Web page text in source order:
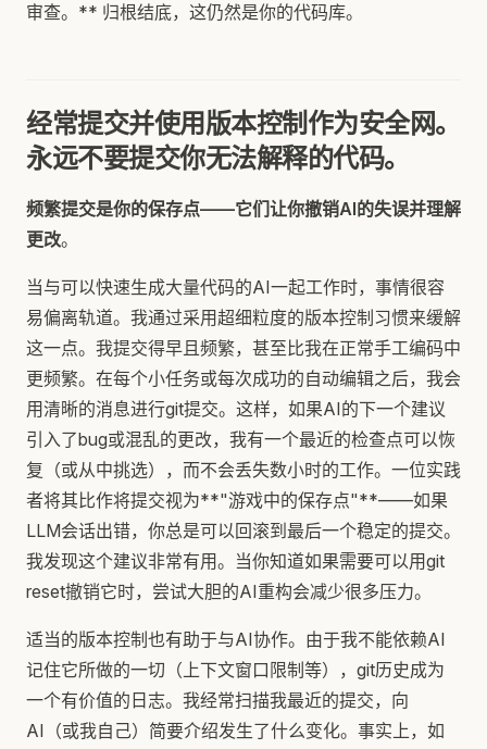
审查。** 归根结底，这仍然是你的代码库。
经常提交并使用版本控制作为安全网。
永远不要提交你无法解释的代码。
频繁提交是你的保存点——它们让你撤销AI的失误并理解
更改。
当与可以快速生成大量代码的AI一起工作时，事情很容
易偏离轨道。我通过采用超细粒度的版本控制习惯来缓解
这一点。我提交得早且频繁，甚至比我在正常手工编码中
更频繁。在每个小任务或每次成功的自动编辑之后，我会
用清晰的消息进行git提交。这样，如果AI的下一个建议
引入了bug或混乱的更改，我有一个最近的检查点可以恢
复（或从中挑选），而不会丢失数小时的工作。一位实践
者将其比作将提交视为**"游戏中的保存点"**——如果
LLM会话出错，你总是可以回滚到最后一个稳定的提交。
我发现这个建议非常有用。当你知道如果需要可以用git
reset撤销它时，尝试大胆的AI重构会减少很多压力。
适当的版本控制也有助于与AI协作。由于我不能依赖AI
记住它所做的一切（上下文窗口限制等），git历史成为
一个有价值的日志。我经常扫描我最近的提交，向
AI（或我自己）简要介绍发生了什么变化。事实上，如